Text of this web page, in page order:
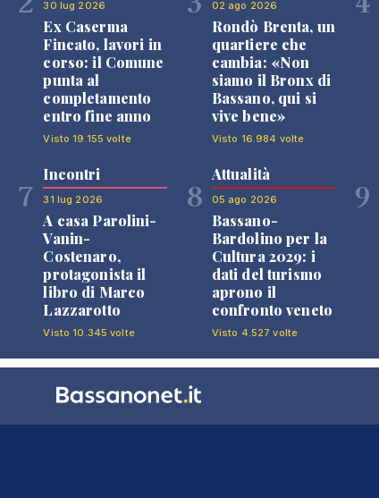
30 lug 2026
Ex Caserma
Fincato, lavori in
corso: il Comune
punta al
completamento
entro fine anno
Visto 19.155 volte
02 ago 2026
Rondò Brenta, un
quartiere che
cambia: «Non
siamo il Bronx di
Bassano, qui si
vive bene»
Visto 16.984 volte
7
Incontri
31 lug 2026
A casa Parolini-
Vanin-
Costenaro,
protagonista il
libro di Marco
Lazzarotto
Visto 10.345 volte
8
Attualità
05 ago 2026
Bassano-
Bardolino per la
Cultura 2029: i
dati del turismo
aprono il
confronto veneto
Visto 4.527 volte
9